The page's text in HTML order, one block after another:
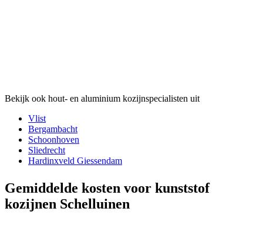
Bekijk ook hout- en aluminium kozijnspecialisten uit
Vlist
Bergambacht
Schoonhoven
Sliedrecht
Hardinxveld Giessendam
Gemiddelde kosten voor kunststof
kozijnen Schelluinen